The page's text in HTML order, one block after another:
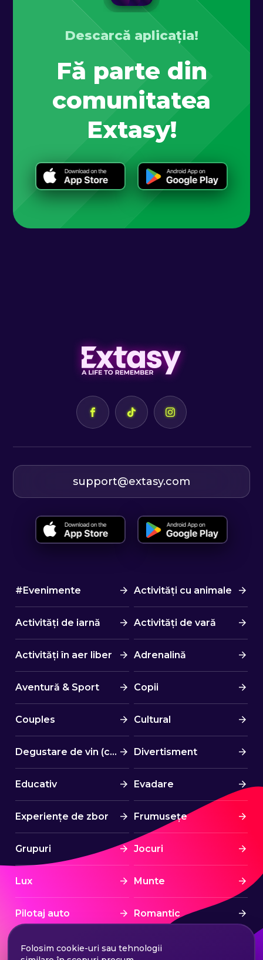
Descarcă aplicația!
Fă parte din
comunitatea
Extasy!
support@extasy.com
#Evenimente Activități cu animale
Activități de iarnă Activități de vară
Activități în aer liber Adrenalină
Aventură & Sport Copii
Couples Cultural
Degustare de vin (cină) Divertisment
Educativ Evadare
Experiențe de zbor Frumusețe
Grupuri Jocuri
Lux Munte
Pilotaj auto Romantic
Spa & Wellness Sport
Folosim cookie-uri sau tehnologii